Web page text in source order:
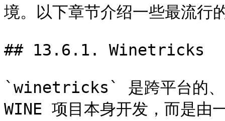
境。以下章节介绍一些最流行
## 13.6.1. Winetricks
`winetricks` 是跨平台的、
WINE 项目本身开发，而是